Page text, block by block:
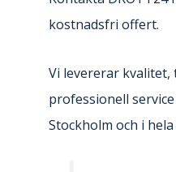
kostnadsfri offert.
Vi levererar kvalitet,
professionell
Stockholm och i hela